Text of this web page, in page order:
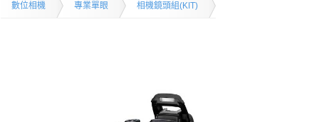
數位相機 專業單眼 相機鏡頭組(KIT)